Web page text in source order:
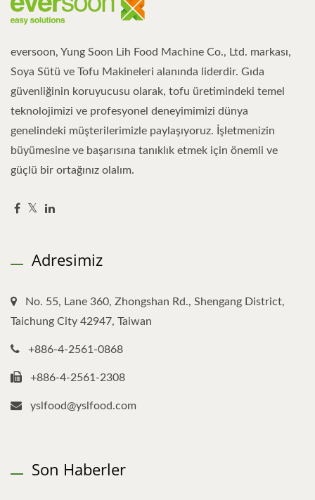
eversoon, Yung Soon Lih Food Machine Co., Ltd. markası,
Soya Sütü ve Tofu Makineleri alanında liderdir. Gıda
güvenliğinin koruyucusu olarak, tofu üretimindeki temel
teknolojimizi ve profesyonel deneyimimizi dünya
genelindeki müşterilerimizle paylaşıyoruz. İşletmenizin
büyümesine ve başarısına tanıklık etmek için önemli ve
güçlü bir ortağınız olalım.
Adresimiz
No. 55, Lane 360, Zhongshan Rd., Shengang District,
Taichung City 42947, Taiwan
+886-4-2561-0868
+886-4-2561-2308
yslfood@yslfood.com
Son Haberler